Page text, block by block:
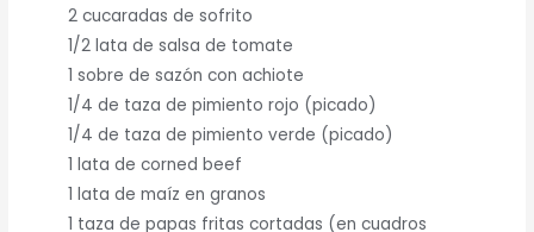
2 cucaradas de sofrito
1/2 lata de salsa de tomate
1 sobre de sazón con achiote
1/4 de taza de pimiento rojo (picado)
1/4 de taza de pimiento verde (picado)
1 lata de corned beef
1 lata de maíz en granos
1 taza de papas fritas cortadas (en cuadros